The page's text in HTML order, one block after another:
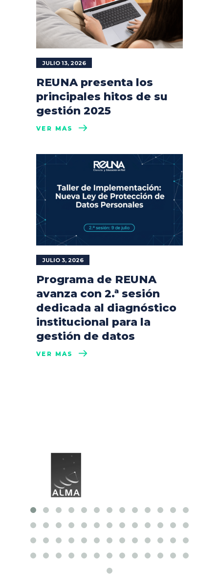
JULIO 13, 2026
REUNA presenta los
principales hitos de su
gestión 2025
VER MÁS
JULIO 3, 2026
Programa de REUNA
avanza con 2.ª sesión
dedicada al diagnóstico
institucional para la
gestión de datos
VER MÁS